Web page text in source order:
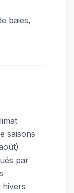
baies,
saisons
par
hivers